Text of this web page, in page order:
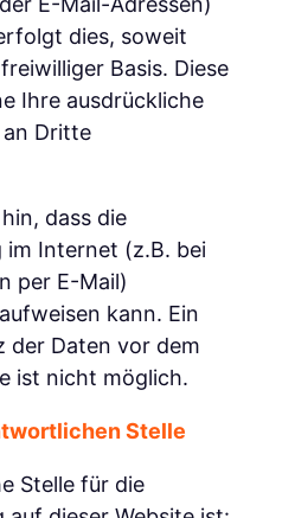
dies, soweit
Basis. Diese
Ihre ausdrückliche
Dritte
dass die
Internet (z.B. bei
per E-Mail)
kann. Ein
der Daten vor dem
ist nicht möglich.
Stelle
Stelle für die